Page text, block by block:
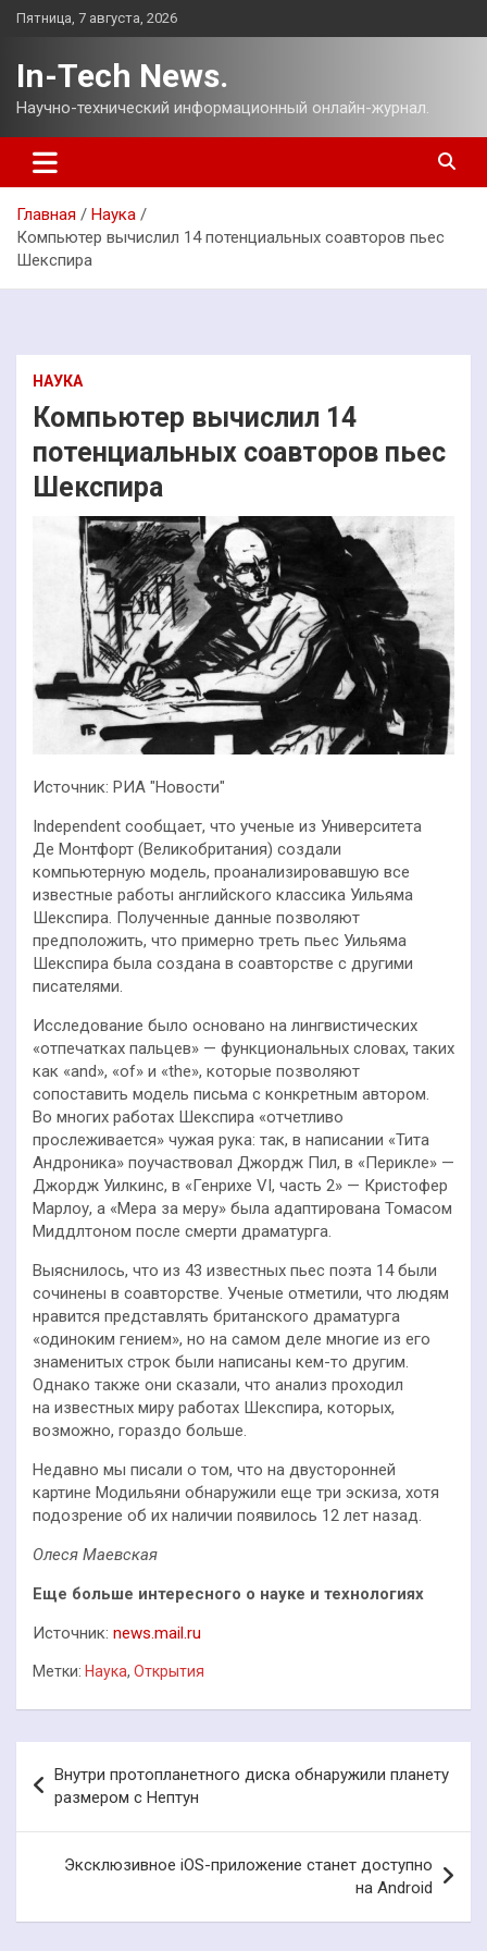
Перейти
Пятница, 7 августа, 2026
In-Tech News.
Научно-технический информационный онлайн-журнал.
Главная
Наука
Компьютер вычислил 14 потенциальных соавторов пьес
Шекспира
НАУКА
Компьютер вычислил 14
потенциальных соавторов пьес
Шекспира
Источник: РИА "Новости"
Independent сообщает, что ученые из Университета
Де Монтфорт (Великобритания) создали
компьютерную модель, проанализировавшую все
известные работы английского классика Уильяма
Шекспира. Полученные данные позволяют
предположить, что примерно треть пьес Уильяма
Шекспира была создана в соавторстве с другими
писателями.
Исследование было основано на лингвистических
«отпечатках пальцев» — функциональных словах, таких
как «and», «of» и «the», которые позволяют
сопоставить модель письма с конкретным автором.
Во многих работах Шекспира «отчетливо
прослеживается» чужая рука: так, в написании «Тита
Андроника» поучаствовал Джордж Пил, в «Перикле» —
Джордж Уилкинс, в «Генрихе VI, часть 2» — Кристофер
Марлоу, а «Мера за меру» была адаптирована Томасом
Миддлтоном после смерти драматурга.
Выяснилось, что из 43 известных пьес поэта 14 были
сочинены в соавторстве. Ученые отметили, что людям
нравится представлять британского драматурга
«одиноким гением», но на самом деле многие из его
знаменитых строк были написаны кем-то другим.
Однако также они сказали, что анализ проходил
на известных миру работах Шекспира, которых,
возможно, гораздо больше.
Недавно мы писали о том, что на двусторонней
картине Модильяни обнаружили еще три эскиза, хотя
подозрение об их наличии появилось 12 лет назад.
Олеся Маевская
Еще больше интересного о науке и технологиях
Источник: news.mail.ru
Метки: Наука, Открытия
по
записям
Внутри протопланетного диска обнаружили планету
размером с Нептун
Эксклюзивное iOS-приложение станет доступно
на Android